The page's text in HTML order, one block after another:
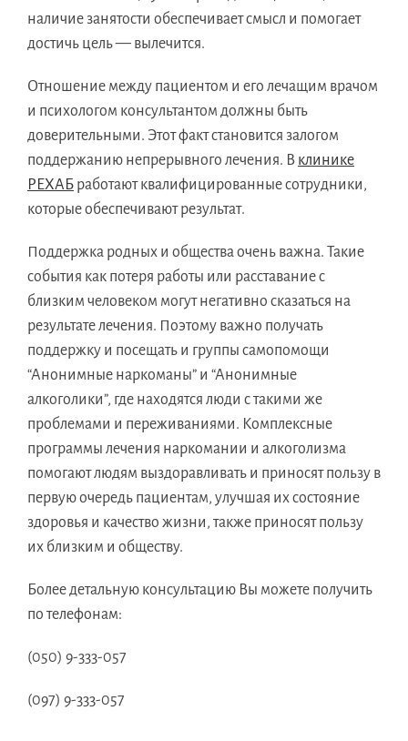
наличие занятости обеспечивает смысл и помогает
достичь цель — вылечится.
Отношение между пациентом и его лечащим врачом
и психологом консультантом должны быть
доверительными. Этот факт становится залогом
поддержанию непрерывного лечения. В клинике
РЕХАБ работают квалифицированные сотрудники,
которые обеспечивают результат.
Поддержка родных и общества очень важна. Такие
события как потеря работы или расставание с
близким человеком могут негативно сказаться на
результате лечения. Поэтому важно получать
поддержку и посещать и группы самопомощи
“Анонимные наркоманы” и “Анонимные
алкоголики”, где находятся люди с такими же
проблемами и переживаниями. Комплексные
программы лечения наркомании и алкоголизма
помогают людям выздоравливать и приносят пользу в
первую очередь пациентам, улучшая их состояние
здоровья и качество жизни, также приносят пользу
их близким и обществу.
Более детальную консультацию Вы можете получить
по телефонам:
(050) 9-333-057
(097) 9-333-057